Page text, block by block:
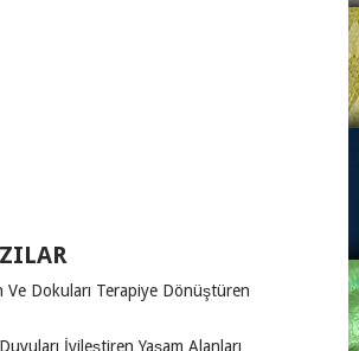
Ve Dokuları Terapiye Dönüştüren
İyileştiren Yaşam Alanları